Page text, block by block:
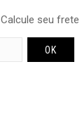
Calcule seu frete